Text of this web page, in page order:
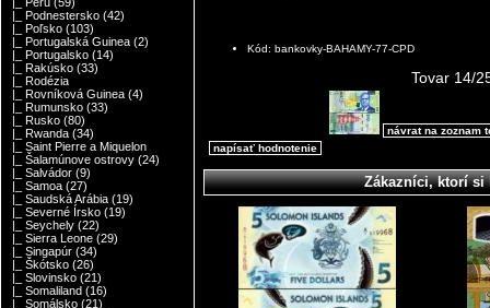
|_ Podnestersko (42)
|_ Poľsko (103)
|_ Portugalská Guinea (2)
|_ Portugalsko (14)
|_ Rakúsko (33)
|_ Rodézia
|_ Rovníková Guinea (4)
|_ Rumunsko (33)
|_ Rusko (80)
|_ Rwanda (34)
|_ Saint Pierre a Miquelon
|_ Šalamúnove ostrovy (24)
|_ Salvádor (9)
|_ Samoa (27)
|_ Saudská Arábia (19)
|_ Severné Írsko (19)
|_ Seychely (22)
|_ Sierra Leone (29)
|_ Singapúr (34)
|_ Škótsko (26)
|_ Slovinsko (21)
|_ Somaliland (16)
|_ Somálsko (21)
Kód: bankovky-BAHAMY-77-CPD
Tovar 14/
návrat na zoznam
napísať hodnotenie
Zákazníci, ktorí si